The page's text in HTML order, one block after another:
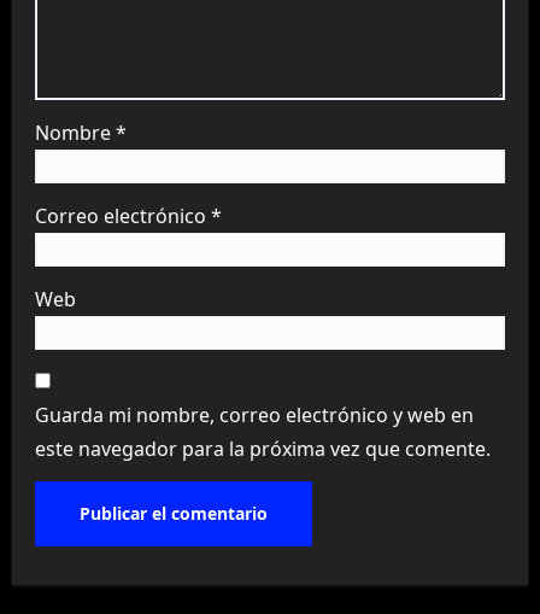
Nombre*
Correo electrónico *
Web
Guarda mi nombre, correo electrónico y web en
este navegador para la próxima vez que comente.